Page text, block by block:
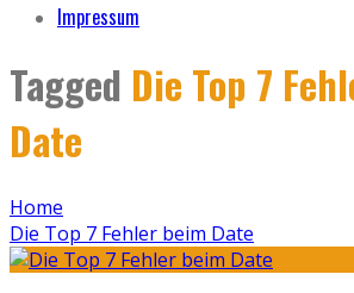
Impressum
Tagged Die Top 7
Date
Home
Die Top 7 Fehler beim Date